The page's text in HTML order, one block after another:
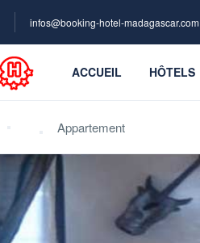
infos@booking-hotel-madagascar.com
ACCUEIL HÔTELS
Appartement